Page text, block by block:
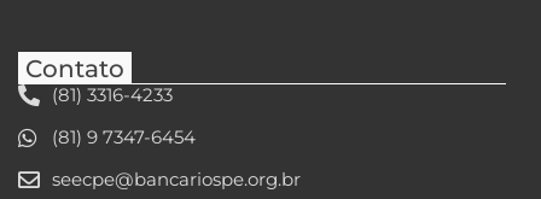
Contato
(81) 3316-4233
(81) 9 7347-6454
seecpe@bancariospe.org.br